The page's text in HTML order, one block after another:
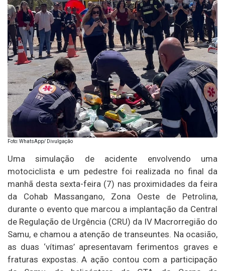
Foto: WhatsApp/ Divulgação
Uma simulação de acidente envolvendo uma
motociclista e um pedestre foi realizada no final da
manhã desta sexta-feira (7) nas proximidades da feira
da Cohab Massangano, Zona Oeste de Petrolina,
durante o evento que marcou a implantação da Central
de Regulação de Urgência (CRU) da IV Macrorregião do
Samu, e chamou a atenção de transeuntes. Na ocasião,
as duas ‘vítimas’ apresentavam ferimentos graves e
fraturas expostas. A ação contou com a participação